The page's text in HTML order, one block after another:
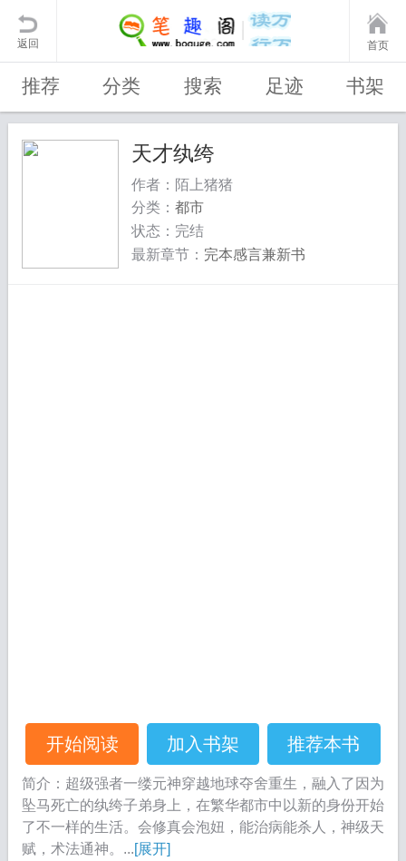
返回 首页
推荐 分类 搜索 足迹 书架
天才纨绔
作者：陌上猪猪
分类： 都市
状态：完结
最新章节： 完本感言兼新书
开始阅读 加入书架 推荐本书
简介：超级强者一缕元神穿越地球夺舍重生，融入了因为
坠马死亡的纨绔子弟身上，在繁华都市中以新的身份开始
了不一样的生活。会修真会泡妞，能治病能杀人，神级天
赋，术法通神。...[展开]